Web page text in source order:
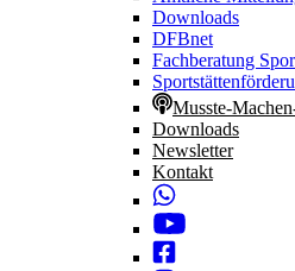
Downloads
DFBnet
Fachberatung
Musste-
Downloads
Newsletter
Kontakt